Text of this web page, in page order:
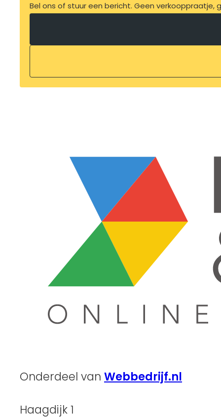
Bel ons of stuur een bericht. Geen verkooppraatje,
Onderdeel van Webbedrijf.nl
Haagdijk 1